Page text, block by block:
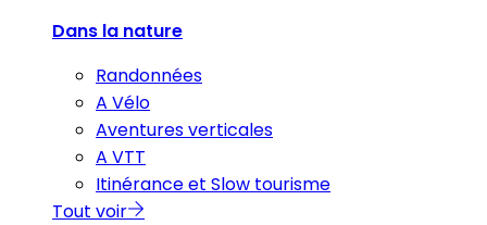
Dans la nature
Randonnées
A Vélo
Aventures verticales
A VTT
Itinérance et Slow tourisme
Tout voir